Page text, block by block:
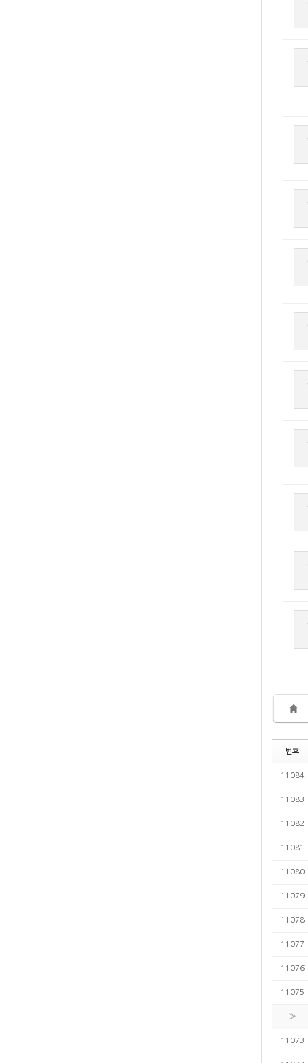
번호
11084
11083
11082
11081
11080
11079
11078
11077
11076
11075
»
11073